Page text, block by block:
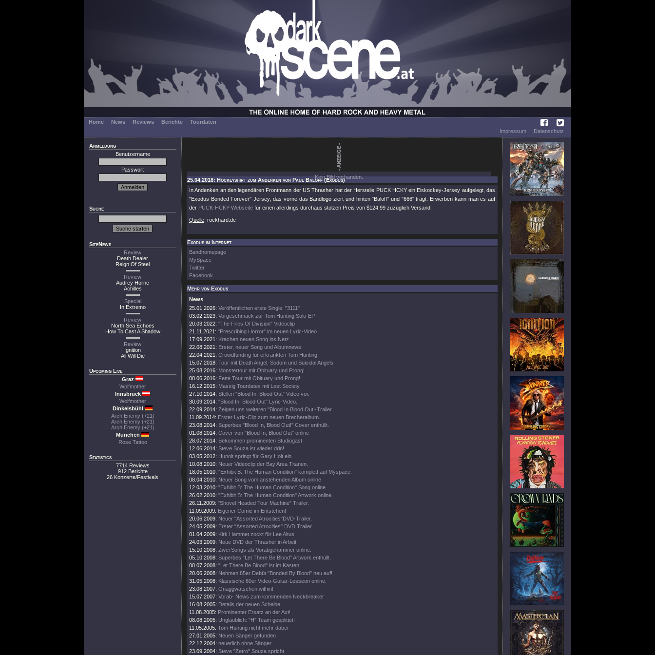
Home News Reviews Berichte
Tourdaten
Impressum
Datenschutz
Anmeldung
Benutzername
Passwort
Suche
SiteNews
Review
Death Dealer
Reign Of Steel
Review
Audrey Horne
Achilles
Special
In Extremo
Review
North Sea Echoes
How To Cast A Shadow
Review
Ignition
All Will Die
Upcoming Live
Graz
Wolfmother
Innsbruck
Wolfmother
Dinkelsbühl
Arch Enemy (+21)
Arch Enemy (+21)
Arch Enemy (+21)
München
Rose Tattoo
Statistics
7714 Reviews
912 Berichte
26 Konzerte/Festivals
Kein Bild vorhanden.
25.04.2018: Hockeyshirt zum Andenken von Paul Baloff (Exodus)
In Andenken an den legendären Frontmann der US Thrasher hat der Herstelle PUCK HCKY ein Eiskockey-Jersey aufgelegt, das
"Exodus Bonded Forever"-Jersey, das vorne das Bandlogo ziert und hinten "Baloff" und "666" trägt. Erwerben kann man es auf
der PUCK-HCKY-Webseite für einen allerdings durchaus stolzen Preis von $124.99 zuzüglich Versand.
Quelle: rockhard.de
Exodus im Internet
Bandhomepage
MySpace
Twitter
Facebook
Mehr von Exodus
News
25.01.2026: Veröffentlichen erste Single: "3111"
03.02.2023: Vorgeschmack zur Tom Hunting Solo-EP
20.03.2022: "The Fires Of Division" Videoclip
21.11.2021: "Prescribing Horror" im neuen Lyric-Video
17.09.2021: Krachen neuen Song ins Netz
22.08.2021: Erster, neuer Song und Albumnews
22.04.2021: Crowdfunding für erkrankten Tom Hunting
15.07.2018: Tour mit Death Angel, Sodom und Suicidal Angels
25.08.2016: Monstertour mit Obituary und Prong!
08.06.2016: Fette Tour mit Obituary und Prong!
16.12.2015: Massig Tourdates mit Lost Society.
27.10.2014: Stellen "Blood In, Blood Out" Video vor.
30.09.2014: "Blood In, Blood Out" Lyric-Video.
22.09.2014: Zeigen uns weiteren "Blood In Blood Out!-Trailer
11.09.2014: Erster Lyric-Clip zum neuen Brecheralbum.
23.08.2014: Superbes "Blood In, Blood Out!" Cover enthüllt.
01.08.2014: Cover von "Blood In, Blood Out" online
28.07.2014: Bekommen prominenten Studiogast
12.06.2014: Steve Souza ist wieder drin!
03.05.2012: Hunolt springt für Gary Holt ein.
10.08.2010: Neuer Videoclip der Bay Area Titanen.
18.05.2010: "Exhibit B: The Human Condition" komplett auf Myspace.
08.04.2010: Neuer Song vom anstehenden Album online.
12.03.2010: "Exhibit B: The Human Condition" Song online.
26.02.2010: "Exhibit B: The Human Condition" Artwork online.
26.11.2009: "Shovel Headed Tour Machine" Trailer.
11.09.2009: Eigener Comic im Entstehen!
20.06.2009: Neuer "Assorted Atrocities"DVD-Trailer.
24.05.2009: Erster "Assorted Atrocities" DVD Trailer.
01.04.2009: Kirk Hammet zockt für Lee Altus
24.03.2009: Neue DVD der Thrasher in Arbeit.
15.10.2008: Zwei Songs als Vorabgehämmer online.
05.10.2008: Superbes "Let There Be Blood" Artwork enthüllt.
08.07.2008: "Let There Be Blood" ist im Kasten!
20.06.2008: Nehmen 85er Debüt "Bonded By Blood" neu auf!
31.05.2008: Klassische 80er Video-Guitar-Lesseon online.
23.08.2007: Gnaggwatschen within!
15.07.2007: Vorab- News zum kommenden Neckbreaker
16.08.2005: Details der neuen Scheibe
11.08.2005: Prominenter Ersatz an der Axt!
08.08.2005: Unglaublich: "H" Team gesplittet!
11.05.2005: Tom Hunting nicht mehr dabei
27.01.2005: Neuen Sänger gefunden
22.12.2004: neuerlich ohne Sänger
23.09.2004: Steve "Zetro" Souza spricht